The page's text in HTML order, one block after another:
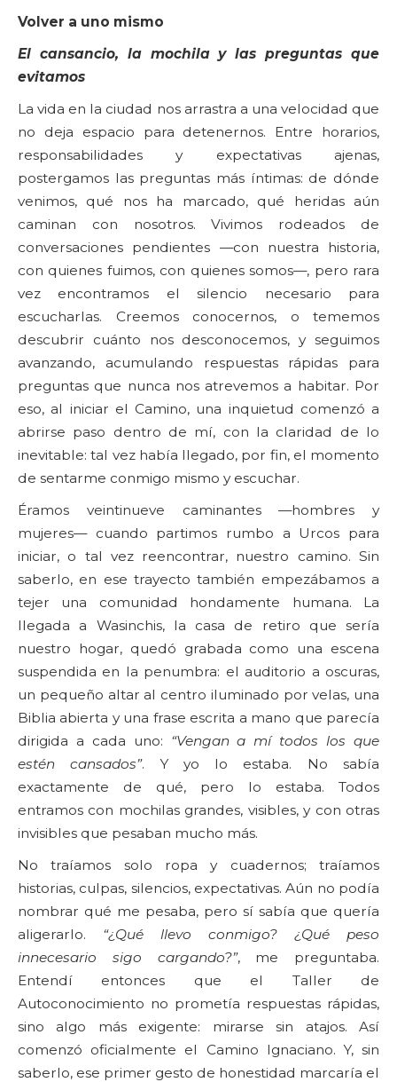
Volver a uno mismo
El cansancio, la mochila y las preguntas que
evitamos
La vida en la ciudad nos arrastra a una velocidad que
no deja espacio para detenernos. Entre horarios,
responsabilidades y expectativas ajenas,
postergamos las preguntas más íntimas: de dónde
venimos, qué nos ha marcado, qué heridas aún
caminan con nosotros. Vivimos rodeados de
conversaciones pendientes —con nuestra historia,
con quienes fuimos, con quienes somos—, pero rara
vez encontramos el silencio necesario para
escucharlas. Creemos conocernos, o tememos
descubrir cuánto nos desconocemos, y seguimos
avanzando, acumulando respuestas rápidas para
preguntas que nunca nos atrevemos a habitar. Por
eso, al iniciar el Camino, una inquietud comenzó a
abrirse paso dentro de mí, con la claridad de lo
inevitable: tal vez había llegado, por fin, el momento
de sentarme conmigo mismo y escuchar.
Éramos veintinueve caminantes —hombres y
mujeres— cuando partimos rumbo a Urcos para
iniciar, o tal vez reencontrar, nuestro camino. Sin
saberlo, en ese trayecto también empezábamos a
tejer una comunidad hondamente humana. La
llegada a Wasinchis, la casa de retiro que sería
nuestro hogar, quedó grabada como una escena
suspendida en la penumbra: el auditorio a oscuras,
un pequeño altar al centro iluminado por velas, una
Biblia abierta y una frase escrita a mano que parecía
dirigida a cada uno: “Vengan a mí todos los que
estén cansados”. Y yo lo estaba. No sabía
exactamente de qué, pero lo estaba. Todos
entramos con mochilas grandes, visibles, y con otras
invisibles que pesaban mucho más.
No traíamos solo ropa y cuadernos; traíamos
historias, culpas, silencios, expectativas. Aún no podía
nombrar qué me pesaba, pero sí sabía que quería
aligerarlo. “¿Qué llevo conmigo? ¿Qué peso
innecesario sigo cargando?”, me preguntaba.
Entendí entonces que el Taller de
Autoconocimiento no prometía respuestas rápidas,
sino algo más exigente: mirarse sin atajos. Así
comenzó oficialmente el Camino Ignaciano. Y, sin
saberlo, ese primer gesto de honestidad marcaría el